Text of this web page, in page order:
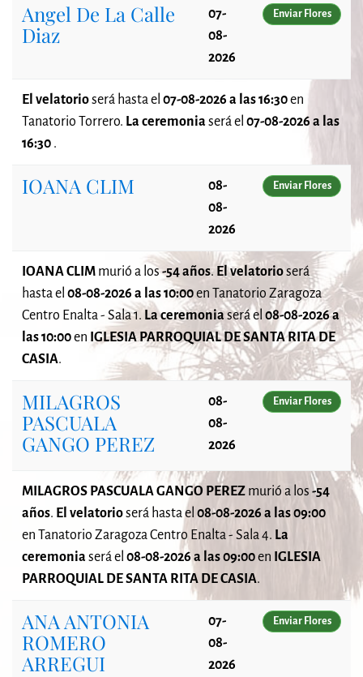
Angel De La Calle
Diaz
07-
08-
2026
Enviar Flores
El velatorioserá hasta el 07-08-2026 a las 16:30en
Tanatorio Torrero. La ceremoniaserá el 07-08-2026 a las
16:30 .
IOANA CLIM
08-
08-
2026
Enviar Flores
IOANA CLIM murió a los-54 años. El velatorioserá
hasta el 08-08-2026 a las 10:00en Tanatorio Zaragoza
Centro Enalta - Sala 1. La ceremoniaserá el 08-08-2026 a
las 10:00en IGLESIA PARROQUIAL DE SANTA RITA DE
CASIA.
MILAGROS
PASCUALA
GANGO PEREZ
08-
08-
2026
Enviar Flores
MILAGROS PASCUALA GANGO PEREZ murió a los -54
años. El velatorioserá hasta el 08-08-2026 a las 09:00
en Tanatorio Zaragoza Centro Enalta - Sala 4. La
ceremoniaserá el 08-08-2026 a las 09:00en IGLESIA
PARROQUIAL DE SANTA RITA DE CASIA.
ANA ANTONIA
ROMERO
ARREGUI
07-
08-
2026
Enviar Flores